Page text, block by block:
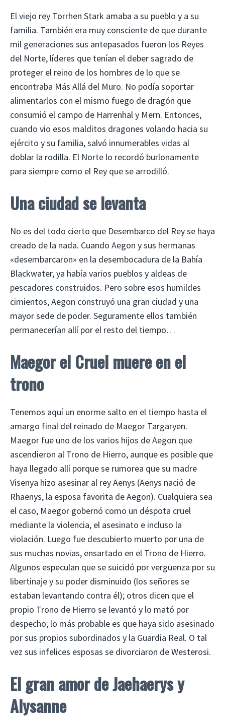
El viejo rey Torrhen Stark amaba a su pueblo y a su
familia. También era muy consciente de que durante
mil generaciones sus antepasados ​​fueron los Reyes
del Norte, líderes que tenían el deber sagrado de
proteger el reino de los hombres de lo que se
encontraba Más Allá del Muro. No podía soportar
alimentarlos con el mismo fuego de dragón que
consumió el campo de Harrenhal y Mern. Entonces,
cuando vio esos malditos dragones volando hacia su
ejército y su familia, salvó innumerables vidas al
doblar la rodilla. El Norte lo recordó burlonamente
para siempre como el Rey que se arrodilló.
Una ciudad se levanta
No es del todo cierto que Desembarco del Rey se haya
creado de la nada. Cuando Aegon y sus hermanas
«desembarcaron» en la desembocadura de la Bahía
Blackwater, ya había varios pueblos y aldeas de
pescadores construidos. Pero sobre esos humildes
cimientos, Aegon construyó una gran ciudad y una
mayor sede de poder. Seguramente ellos también
permanecerían allí por el resto del tiempo…
Maegor el Cruel muere en el
trono
Tenemos aquí un enorme salto en el tiempo hasta el
amargo final del reinado de Maegor Targaryen.
Maegor fue uno de los varios hijos de Aegon que
ascendieron al Trono de Hierro, aunque es posible que
haya llegado allí porque se rumorea que su madre
Visenya hizo asesinar al rey Aenys (Aenys nació de
Rhaenys, la esposa favorita de Aegon). Cualquiera sea
el caso, Maegor gobernó como un déspota cruel
mediante la violencia, el asesinato e incluso la
violación. Luego fue descubierto muerto por una de
sus muchas novias, ensartado en el Trono de Hierro.
Algunos especulan que se suicidó por vergüenza por su
libertinaje y su poder disminuido (los señores se
estaban levantando contra él); otros dicen que el
propio Trono de Hierro se levantó y lo mató por
despecho; lo más probable es que haya sido asesinado
por sus propios subordinados y la Guardia Real. O tal
vez sus infelices esposas se divorciaron de Westerosi.
El gran amor de Jaehaerys y
Alysanne